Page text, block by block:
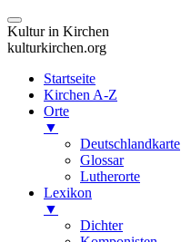
Kultur in Kirchen
kulturkirchen.org
Startseite
Kirchen A-Z
Orte
▼
Deutschlandkarte
Glossar
Lutherorte
Lexikon
▼
Dichter